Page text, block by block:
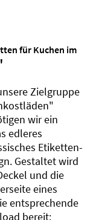
für Kuchen im
Zielgruppe
wir ein
edleres
Etiketten-
Gestaltet wird
und die
eines
entsprechende
bereit: